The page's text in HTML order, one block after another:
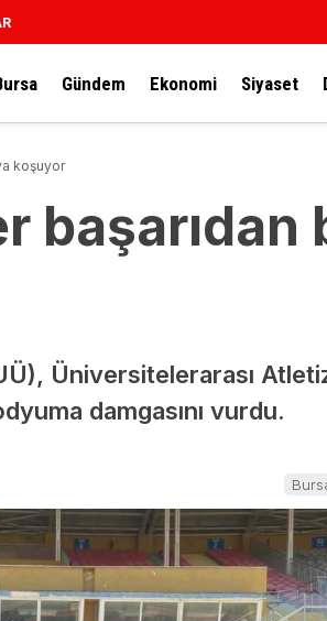
Gündem Ekonomi Siyaset
koşuyor
başarıdan
Üniversitelerarası
damgasını vurdu.